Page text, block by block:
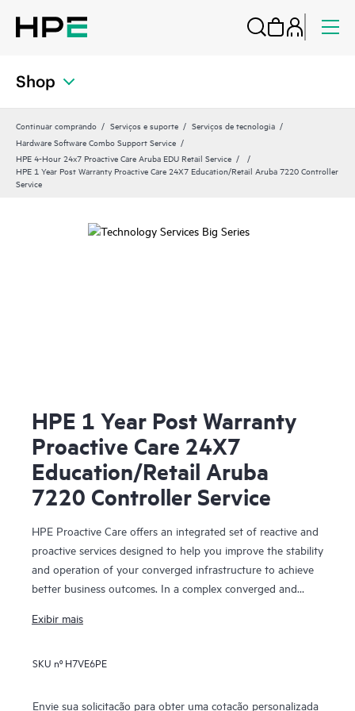
Shop
Continuar comprando Serviços e suporte
Serviços de tecnologia
Hardware Software Combo Support Service
HPE 4-Hour 24x7 Proactive Care Aruba EDU Retail Service
HPE 1 Year Post Warranty Proactive Care 24X7 Education/Retail Aruba 7220 Controller
Service
HPE 1 Year Post Warranty
Proactive Care 24X7
Education/Retail Aruba
7220 Controller Service
HPE Proactive Care offers an integrated set of reactive and
proactive services designed to help you improve the stability
and operation of your converged infrastructure to achieve
better business outcomes. In a complex converged and
together effectively. HPE Proactive Care has been
environments, providing enhanced support that covers
area networks (SANs), and networks.
Exibir mais
SKU nº H7VE6PE
Envie sua solicitação para obter uma cotação personalizada